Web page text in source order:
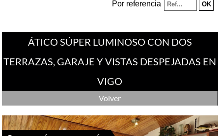
Por referencia
ÁTICO SÚPER LUMINOSO CON DOS
TERRAZAS, GARAJE Y VISTAS DESPEJADAS EN
VIGO
Volver